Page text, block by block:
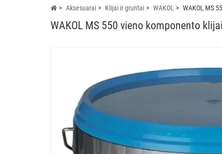
Aksesuarai Klijai ir gruntai WAKOL WAKOL MS
WAKOL MS 550 vieno komponento